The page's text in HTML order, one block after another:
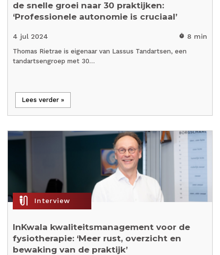
de snelle groei naar 30 praktijken:
‘Professionele autonomie is cruciaal’
4 jul 2024 timer 8 min
Thomas Rietrae is eigenaar van Lassus Tandartsen, een
tandartsengroep met 30…
Lees verder »
mic_external_on Interview
InKwala kwaliteitsmanagement voor de
fysiotherapie: ‘Meer rust, overzicht en
bewaking van de praktijk’